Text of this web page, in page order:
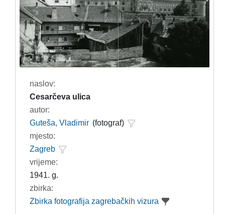
naslov:
Cesarčeva ulica
autor:
Guteša, Vladimir (fotograf)
mjesto:
Zagreb
vrijeme:
1941. g.
zbirka:
Zbirka fotografija zagrebačkih vizura